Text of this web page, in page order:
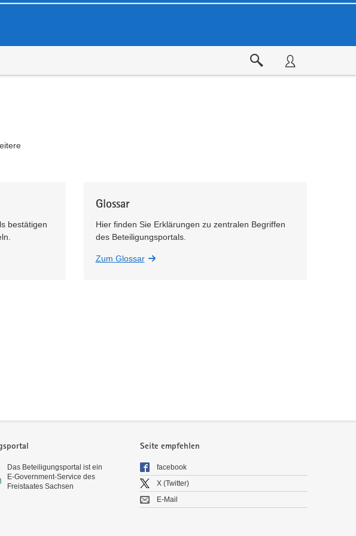
bestätigen
Glossar
Hier finden Sie Erklärungen zu zentralen Begriffen
des Beteiligungsportals.
Zum Glossar
Das Beteiligungsportal ist ein
E‑Government-Service des
Freistaates Sachsen
Seite empfehlen
facebook
X (Twitter)
E-Mail